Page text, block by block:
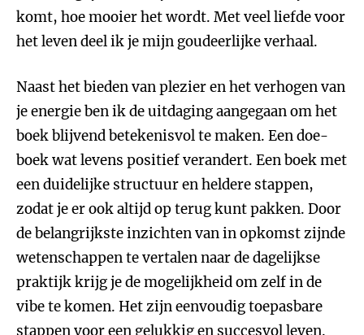
komt, hoe mooier het wordt. Met veel liefde voor
het leven deel ik je mijn goudeerlijke verhaal.
Naast het bieden van plezier en het verhogen van
je energie ben ik de uitdaging aangegaan om het
boek blijvend betekenisvol te maken. Een doe-
boek wat levens positief verandert. Een boek met
een duidelijke structuur en heldere stappen,
zodat je er ook altijd op terug kunt pakken. Door
de belangrijkste inzichten van in opkomst zijnde
wetenschappen te vertalen naar de dagelijkse
praktijk krijg je de mogelijkheid om zelf in de
vibe te komen. Het zijn eenvoudig toepasbare
stappen voor een gelukkig en succesvol leven.